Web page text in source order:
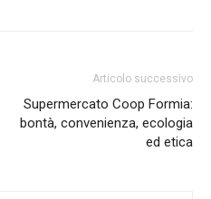
Articolo successivo
Supermercato Coop Formia:
bontà, convenienza, ecologia
ed etica